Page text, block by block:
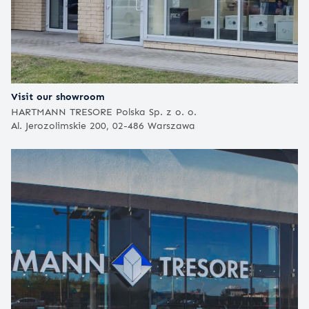
Visit our showroom
HARTMANN TRESORE Polska Sp. z o. o.
Al. Jerozolimskie 200, 02-486 Warszawa